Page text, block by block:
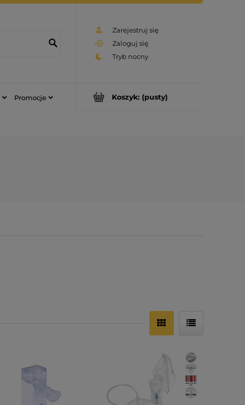
Zarejestruj się
Zaloguj się
Koszyk: (pusty)
Promocje